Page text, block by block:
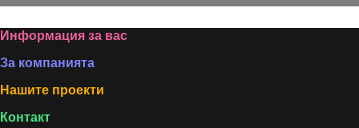
Footer
Информация за вас
За компанията
Нашите проекти
Контакт